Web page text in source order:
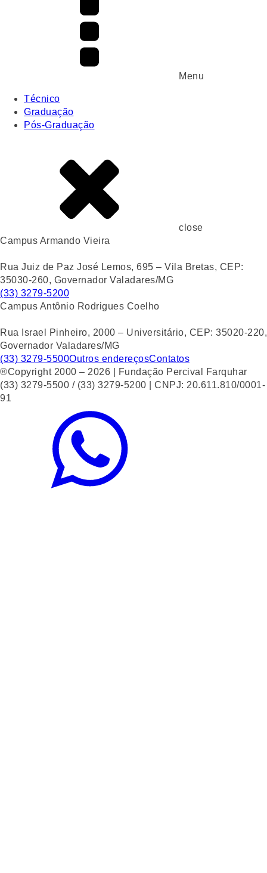
Menu
Técnico
Graduação
Pós-Graduação
close
Campus Armando Vieira
Rua Juiz de Paz José Lemos, 695 – Vila Bretas, CEP:
35030-260, Governador Valadares/MG
(33) 3279-5200
Campus Antônio Rodrigues Coelho
Rua Israel Pinheiro, 2000 – Universitário, CEP: 35020-220,
Governador Valadares/MG
(33) 3279-5500Outros endereçosContatos
®Copyright 2000 – 2026 | Fundação Percival Farquhar
(33) 3279-5500 / (33) 3279-5200 | CNPJ: 20.611.810/0001-
91